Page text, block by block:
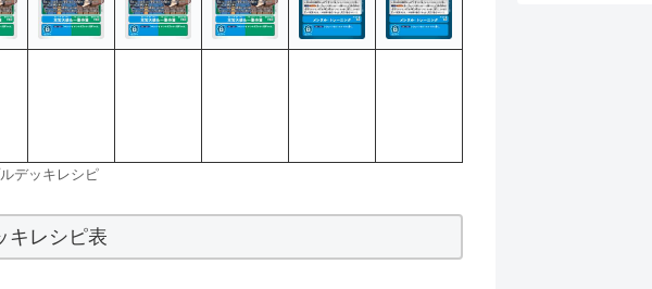
デッキレシピ
キレシピ表